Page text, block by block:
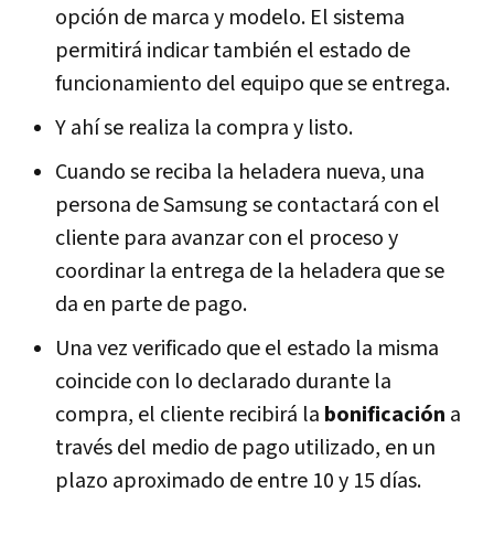
opción de marca y modelo. El sistema
permitirá indicar también el estado de
funcionamiento del equipo que se entrega.
Y ahí se realiza la compra y listo.
Cuando se reciba la heladera nueva, una
persona de Samsung se contactará con el
cliente para avanzar con el proceso y
coordinar la entrega de la heladera que se
da en parte de pago.
Una vez verificado que el estado la misma
coincide con lo declarado durante la
compra, el cliente recibirá la bonificación a
través del medio de pago utilizado, en un
plazo aproximado de entre 10 y 15 días.